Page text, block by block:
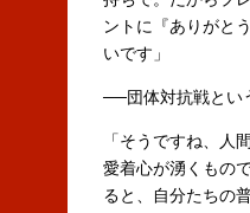
ントに『ありがと
いです」
──団体対抗戦とい
「そうですね、人
愛着心が湧くもの
ると、自分たちの